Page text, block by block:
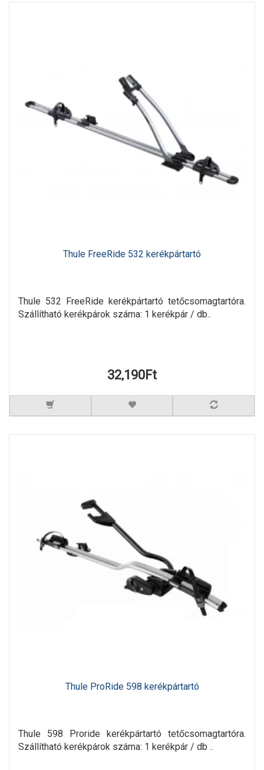
Thule FreeRide 532 kerékpártartó
Thule 532 FreeRide kerékpártartó tetőcsomagtartóra.
Szállítható kerékpárok száma: 1 kerékpár / db..
32,190Ft
Thule ProRide 598 kerékpártartó
Thule 598 Proride kerékpártartó tetőcsomagtartóra.
Szállítható kerékpárok száma: 1 kerékpár / db ..